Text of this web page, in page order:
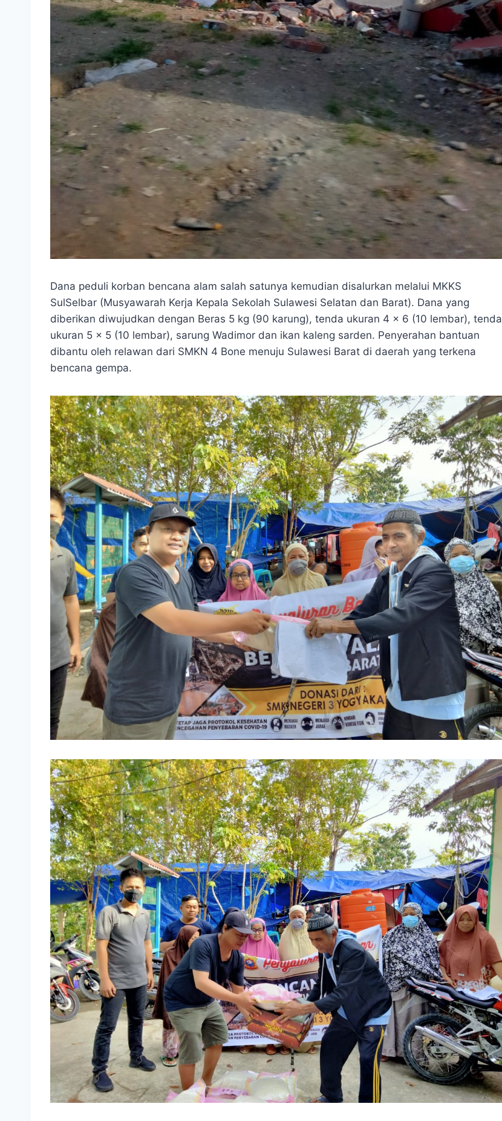
Dana peduli korban bencana alam salah satunya kemudian disalurkan melalui MKKS
SulSelbar (Musyawarah Kerja Kepala Sekolah Sulawesi Selatan dan Barat). Dana yang
diberikan diwujudkan dengan Beras 5 kg (90 karung), tenda ukuran 4 x 6 (10 lembar), tenda
ukuran 5 x 5 (10 lembar), sarung Wadimor dan ikan kaleng sarden. Penyerahan bantuan
dibantu oleh relawan dari SMKN 4 Bone menuju Sulawesi Barat di daerah yang terkena
bencana gempa.